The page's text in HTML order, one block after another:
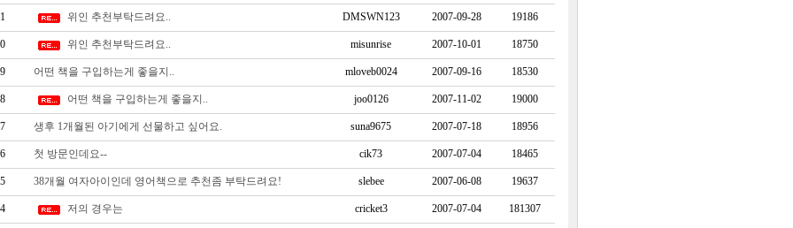
위인 추천부탁드려요.. DMSWN123 2007-09-28 19186
위인 추천부탁드려요.. misunrise 2007-10-01 18750
어떤 책을 구입하는게 좋을지.. mloveb0024 2007-09-16 18530
어떤 책을 구입하는게 좋을지.. joo0126 2007-11-02 19000
생후 1개월된 아기에게 선물하고 싶어요. suna9675 2007-07-18 18956
첫 방문인데요-- cik73 2007-07-04 18465
38개월 여자아이인데 영어책으로 추천좀 부탁드려요! slebee 2007-06-08 19637
저의 경우는 cricket3 2007-07-04 181307